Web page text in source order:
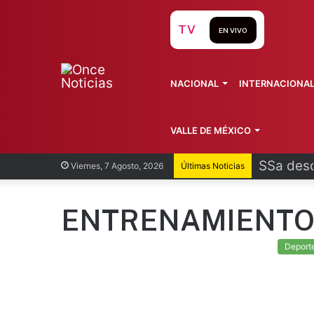
Viernes, 7 Agosto, 2026 Últimas Noticias SSa
TV EN VIVO
NACIONAL INTERNACIONAL
VALLE DE MÉXICO
ENTRENAMIENTO